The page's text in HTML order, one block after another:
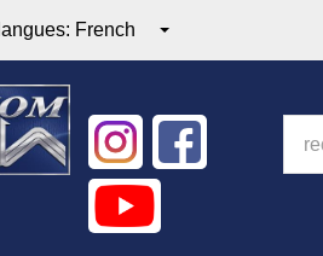
langues: French